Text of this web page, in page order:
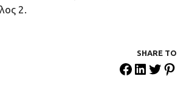
2.
SHARE ΤΟ